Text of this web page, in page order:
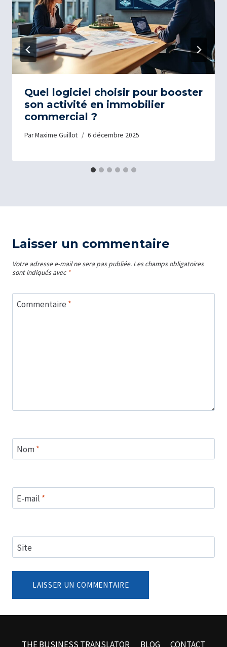
Quel logiciel choisir pour booster
son activité en immobilier
commercial ?
ParMaxime Guillot 6 décembre 2025
Laisser un commentaire
Votre adresse e-mail ne sera pas publiée. Les champs obligatoires
sont indiqués avec *
Commentaire *
Nom*
E-mail *
Site
THE BUSINESS TRANSLATOR BLOG CONTACT